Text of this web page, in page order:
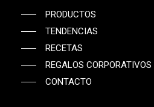
PRODUCTOS
TENDENCIAS
RECETAS
REGALOS CORPORATIVOS
CONTACTO